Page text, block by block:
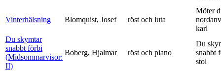
Vinterhälsning Blomquist, Josef röst och luta
Möter
karl
Du skymtar
snabbt förbi
(Midsommarvisor:
II)
Boberg, Hjalmar röst och piano
Du
snabbt
stol